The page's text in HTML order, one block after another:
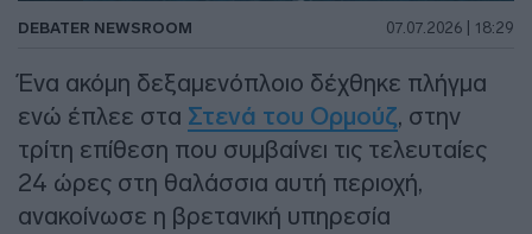
DEBATER NEWSROOM 07.07.2026 | 18:29
Ένα ακόμη δεξαμενόπλοιο δέχθηκε πλήγμα
ενώ έπλεε στα Στενά του Ορμούζ, στην
τρίτη επίθεση που συμβαίνει τις τελευταίες
24 ώρες στη θαλάσσια αυτή περιοχή,
ανακοίνωσε η βρετανική υπηρεσία